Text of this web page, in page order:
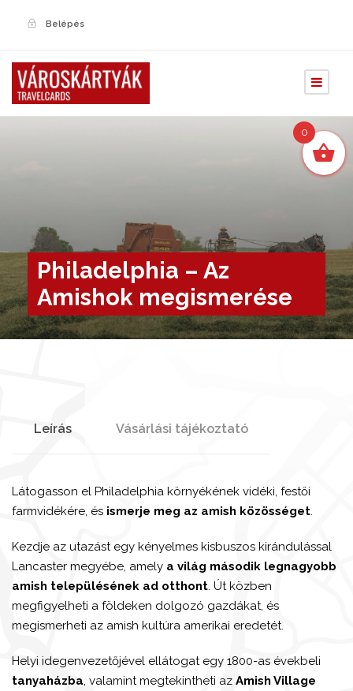
Belépés
Philadelphia – Az
Amishok megismerése
Leírás Vásárlási tájékoztató
Látogasson el Philadelphia környékének vidéki, festői
farmvidékére, és ismerje meg az amish közösséget
Kezdje az utazást egy kényelmes kisbuszos kirándulással
Lancaster megyébe, amely a világ második legnagyobb
amish településének ad otthont . Út közben
megfigyelheti a földeken dolgozó gazdákat, és
megismerheti az amish kultúra amerikai eredetét.
Helyi idegenvezetőjével ellátogat egy 1800-as évekbeli
tanyaházba , valamint megtekintheti az Amish Village
0